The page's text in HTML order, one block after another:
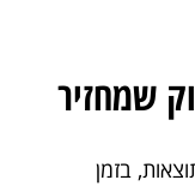
שמחזיר
בזמן